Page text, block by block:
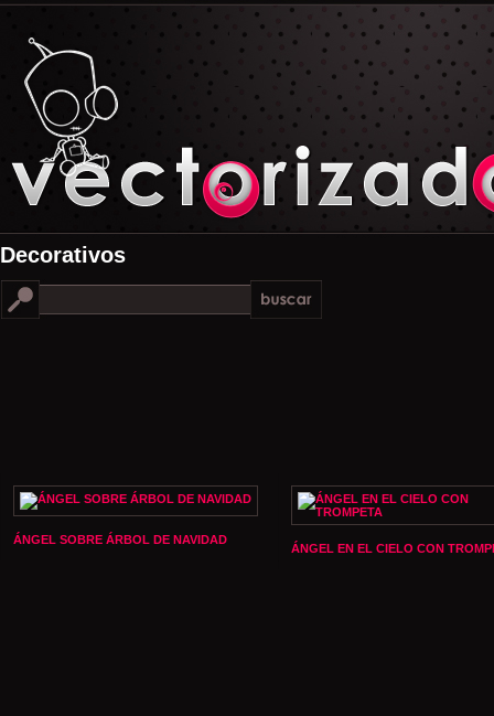
Decorativos
ÁNGEL SOBRE ÁRBOL DE NAVIDAD
ÁNGEL EN EL CIELO CON